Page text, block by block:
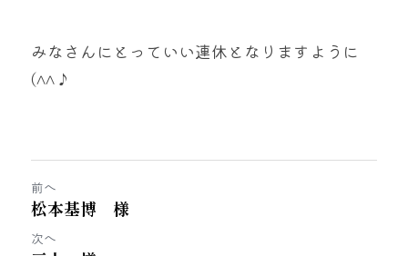
みなさんにとっていい連休となりますように
(^^♪
前へ
松本基博 様
次へ